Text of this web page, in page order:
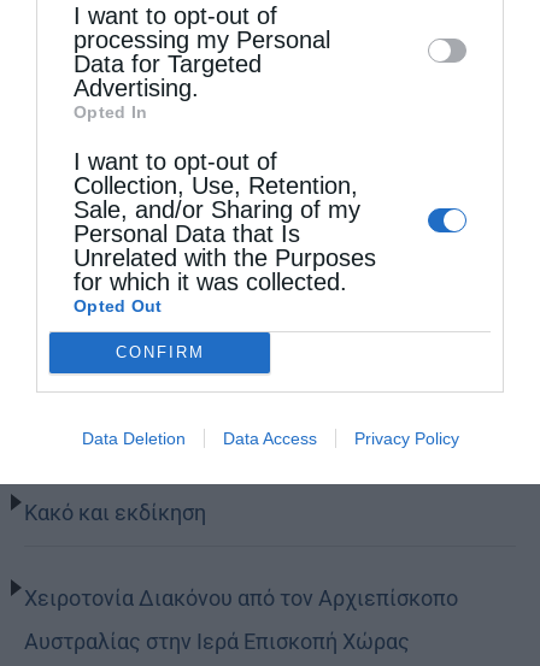
disclose it to other third parties.
I want to opt-out of
processing my Personal
Data for Targeted
Advertising.
Opted In
I want to opt-out of
Collection, Use, Retention,
Sale, and/or Sharing of my
Personal Data that Is
Unrelated with the Purposes
for which it was collected.
Opted Out
CONFIRM
Data Deletion Data Access Privacy Policy
Κακό και εκδίκηση
Χειροτονία Διακόνου από τον Αρχιεπίσκοπο
Αυστραλίας στην Ιερά Επισκοπή Χώρας